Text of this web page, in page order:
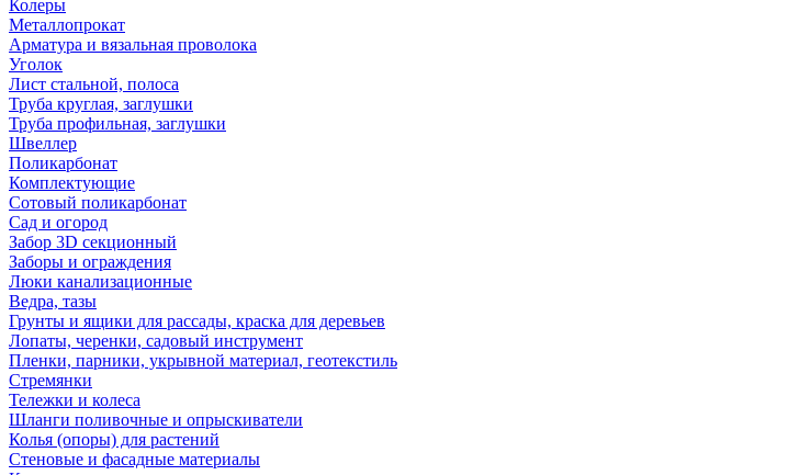
Колеры
Металлопрокат
Арматура и вязальная проволока
Уголок
Лист стальной, полоса
Труба круглая, заглушки
Труба профильная, заглушки
Швеллер
Поликарбонат
Комплектующие
Сотовый поликарбонат
Сад и огород
Забор 3D секционный
Заборы и ограждения
Люки канализационные
Ведра, тазы
Грунты и ящики для рассады, краска для деревьев
Лопаты, черенки, садовый инструмент
Пленки, парники, укрывной материал, геотекстиль
Стремянки
Тележки и колеса
Шланги поливочные и опрыскиватели
Колья (опоры) для растений
Стеновые и фасадные материалы